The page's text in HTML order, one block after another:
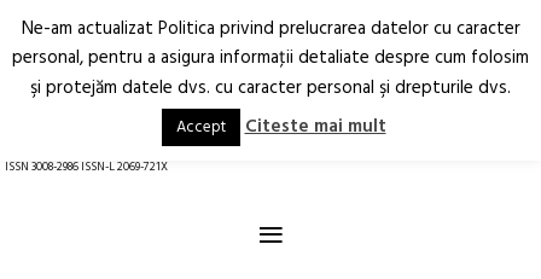
Arhitectură.
Oraș.
RO EN
ISSN 3008-2986 ISSN-L 2069-721X
≡
Ne-am actualizat Politica privind prelucrarea datelor cu caracter
personal, pentru a asigura informaţii detaliate despre cum folosim
şi protejăm datele dvs. cu caracter personal şi drepturile dvs.
Accept Citeste mai mult